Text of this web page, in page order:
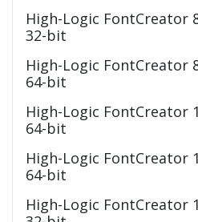
High-Logic FontCreator
32-bit
High-Logic FontCreator
64-bit
High-Logic FontCreator
64-bit
High-Logic FontCreator
64-bit
High-Logic FontCreator